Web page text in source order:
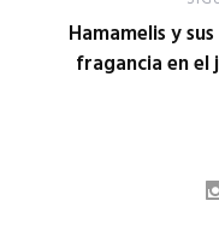
Hamamelis y
fragancia en el